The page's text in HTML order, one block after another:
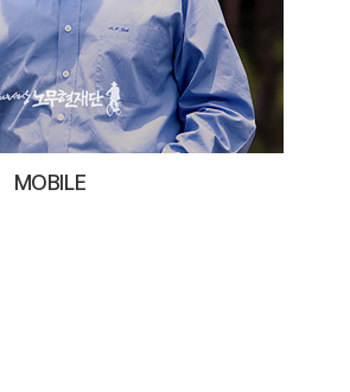
MOBILE